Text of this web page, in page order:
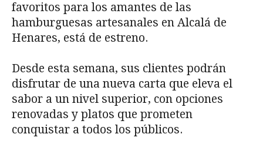
favoritos para los amantes de las
hamburguesas artesanales en Alcalá de
Henares, está de estreno.
Desde esta semana, sus clientes podrán
disfrutar de una nueva carta que eleva el
sabor a un nivel superior, con opciones
renovadas y platos que prometen
conquistar a todos los públicos.